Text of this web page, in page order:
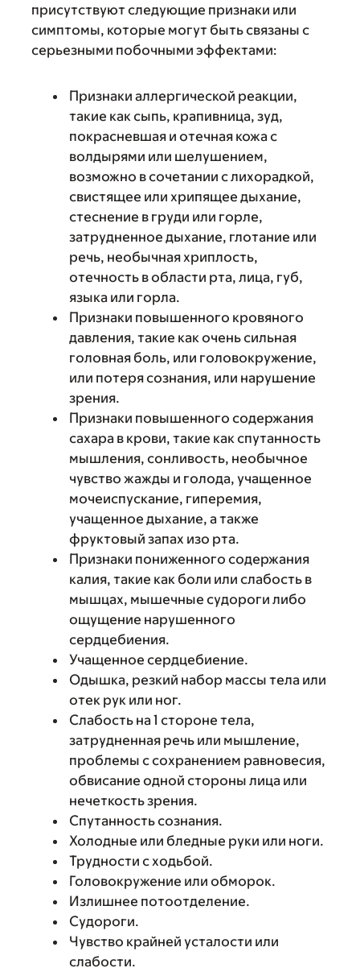
присутствуют следующие признаки или
симптомы, которые могут быть связаны с
серьезными побочными эффектами:
Признаки аллергической реакции,
такие как сыпь, крапивница, зуд,
покрасневшая и отечная кожа с
волдырями или шелушением,
возможно в сочетании с лихорадкой,
свистящее или хрипящее дыхание,
стеснение в груди или горле,
затрудненное дыхание, глотание или
речь, необычная хриплость,
отечность в области рта, лица, губ,
языка или горла.
Признаки повышенного кровяного
давления, такие как очень сильная
головная боль, или головокружение,
или потеря сознания, или нарушение
зрения.
Признаки повышенного содержания
сахара в крови, такие как спутанность
мышления, сонливость, необычное
чувство жажды и голода, учащенное
мочеиспускание, гиперемия,
учащенное дыхание, а также
фруктовый запах изо рта.
Признаки пониженного содержания
калия, такие как боли или слабость в
мышцах, мышечные судороги либо
ощущение нарушенного
сердцебиения.
Учащенное сердцебиение.
Одышка, резкий набор массы тела или
отек рук или ног.
Слабость на 1 стороне тела,
затрудненная речь или мышление,
проблемы с сохранением равновесия,
обвисание одной стороны лица или
нечеткость зрения.
Спутанность сознания.
Холодные или бледные руки или ноги.
Трудности с ходьбой.
Головокружение или обморок.
Излишнее потоотделение.
Судороги.
Чувство крайней усталости или
слабости.